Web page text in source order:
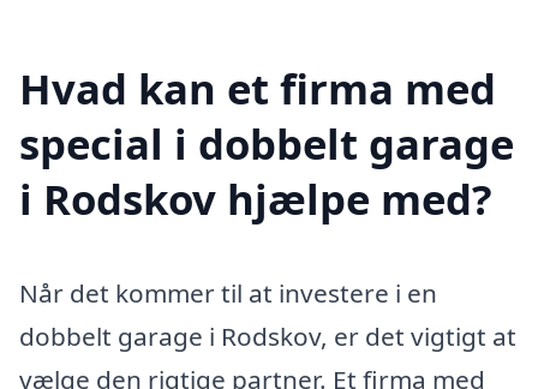
Hvad kan et firma med
special i dobbelt garage
i Rodskov hjælpe med?
Når det kommer til at investere i en
dobbelt garage i Rodskov, er det vigtigt at
vælge den rigtige partner. Et firma med